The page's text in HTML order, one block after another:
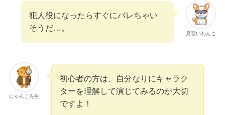
見習いわんこ
犯人役になったらすぐにバレちゃい
そうだ…。
にゃんこ先生
初心者の方は、自分なりにキャラク
ターを理解して演じてみるのが大切
ですよ！